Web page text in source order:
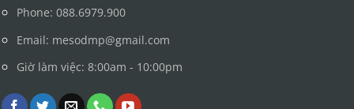
Phone: 088.6979.900
Email: mesodmp@gmail.com
Giờ làm việc: 8:00am - 10:00pm